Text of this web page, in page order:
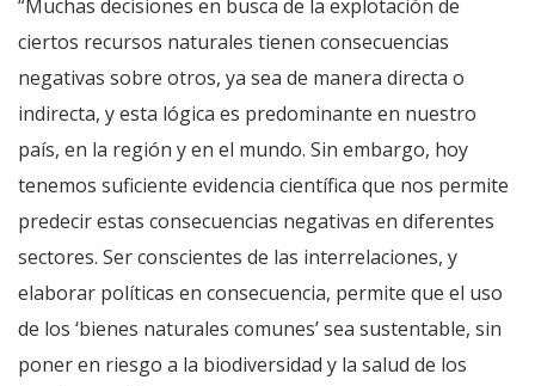
“Muchas decisiones en busca de la explotación de
ciertos recursos naturales tienen consecuencias
negativas sobre otros, ya sea de manera directa o
indirecta, y esta lógica es predominante en nuestro
país, en la región y en el mundo. Sin embargo, hoy
tenemos suficiente evidencia científica que nos permite
predecir estas consecuencias negativas en diferentes
sectores. Ser conscientes de las interrelaciones, y
elaborar políticas en consecuencia, permite que el uso
de los ‘bienes naturales comunes’ sea sustentable, sin
poner en riesgo a la biodiversidad y la salud de los